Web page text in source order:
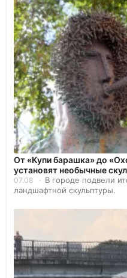
От «Купи барашка» до
установят необычные
07.08
В городе подвели
ландшафтной скульптуры.